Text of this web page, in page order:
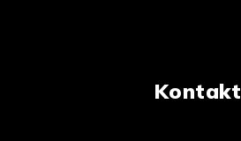
Kontakt